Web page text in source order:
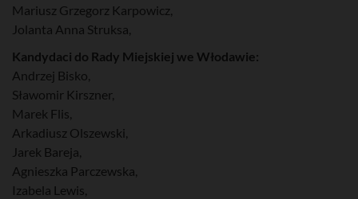
Mariusz Grzegorz Karpowicz,
Jolanta Anna Struksa,
Kandydaci do Rady Miejskiej we Włodawie:
Andrzej Bisko,
Sławomir Kirszner,
Marek Flis,
Arkadiusz Olszewski,
Jarek Bareja,
Agnieszka Parczewska,
Izabela Lewis,